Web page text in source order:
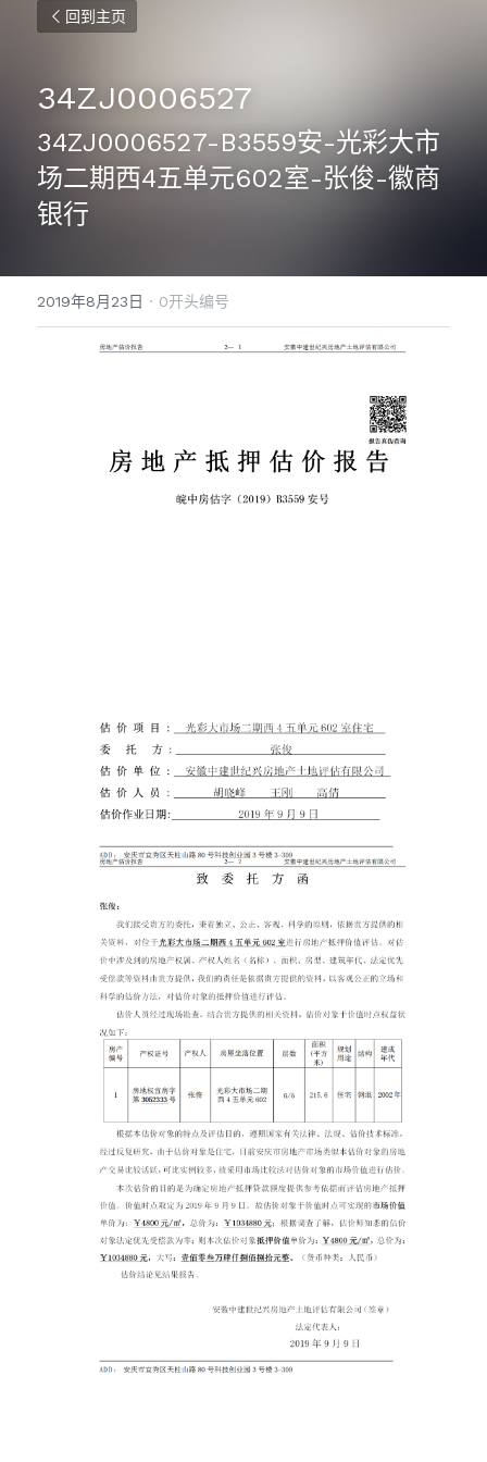
回到主页
34ZJ0006527
34ZJ0006527-B3559安-光彩大市
场二期西4五单元602室-张俊-徽商
银行
2019年8月23日 · 0开头编号